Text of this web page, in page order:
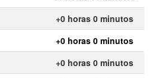
+0 horas 0 minutos
+0 horas 0 minutos
+0 horas 0 minutos